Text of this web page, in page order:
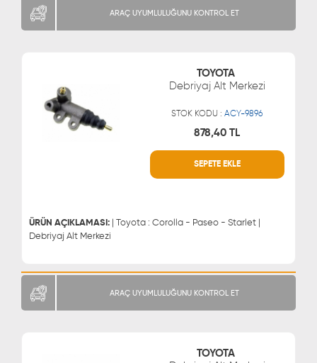
ARAÇ UYUMLULUĞUNU KONTROL ET
TOYOTA
Debriyaj Alt Merkezi
STOK KODU :ACY-9896
878,40 TL
SEPETE EKLE
ÜRÜN AÇIKLAMASI: | Toyota : Corolla - Paseo - Starlet |
Debriyaj Alt Merkezi
MÜŞTERİ HİZMETLERİ
ARAÇ UYUMLULUĞUNU KONTROL ET
TOYOTA